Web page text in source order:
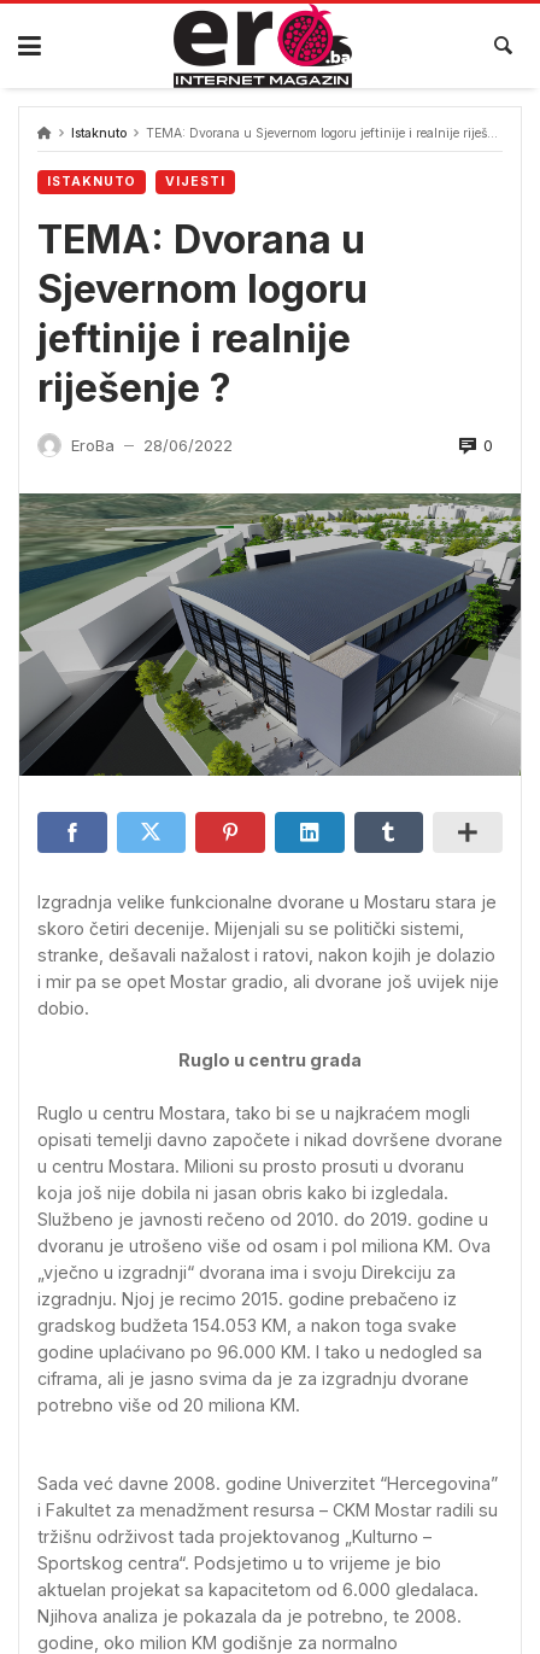
Skip
content
Istaknuto TEMA: Dvorana u Sjevernom logoru jeftinije i realnije riješenje ?
ISTAKNUTO VIJESTI
TEMA: Dvorana u
Sjevernom logoru
jeftinije i realnije
riješenje ?
EroBa — 28/06/2022 0
Izgradnja velike funkcionalne dvorane u Mostaru stara je
skoro četiri decenije. Mijenjali su se politički sistemi,
stranke, dešavali nažalost i ratovi, nakon kojih je dolazio
i mir pa se opet Mostar gradio, ali dvorane još uvijek nije
dobio.
Ruglo u centru grada
Ruglo u centru Mostara, tako bi se u najkraćem mogli
opisati temelji davno započete i nikad dovršene dvorane
u centru Mostara. Milioni su prosto prosuti u dvoranu
koja još nije dobila ni jasan obris kako bi izgledala.
Službeno je javnosti rečeno od 2010. do 2019. godine u
dvoranu je utrošeno više od osam i pol miliona KM. Ova
„vječno u izgradnji“ dvorana ima i svoju Direkciju za
izgradnju. Njoj je recimo 2015. godine prebačeno iz
gradskog budžeta 154.053 KM, a nakon toga svake
godine uplaćivano po 96.000 KM. I tako u nedogled sa
ciframa, ali je jasno svima da je za izgradnju dvorane
potrebno više od 20 miliona KM.
Sada već davne 2008. godine Univerzitet “Hercegovina”
i Fakultet za menadžment resursa – CKM Mostar radili su
tržišnu održivost tada projektovanog „Kulturno –
Sportskog centra“. Podsjetimo u to vrijeme je bio
aktuelan projekat sa kapacitetom od 6.000 gledalaca.
Njihova analiza je pokazala da je potrebno, te 2008.
godine, oko milion KM godišnje za normalno